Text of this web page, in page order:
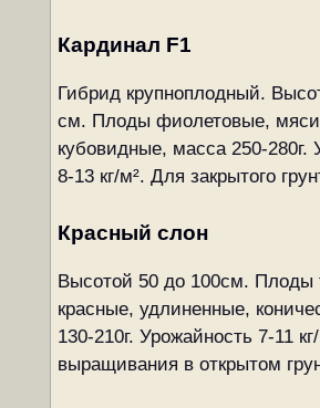
Кардинал F1
Гибрид крупноплодный.
см. Плоды фиолетовые,
кубовидные, масса 250-280г.
8-13 кг/м². Для закрытого
Красный слон
Высотой 50 до 100см. Плоды
красные, удлиненные,
130-210г. Урожайность 7-11
выращивания в открытом